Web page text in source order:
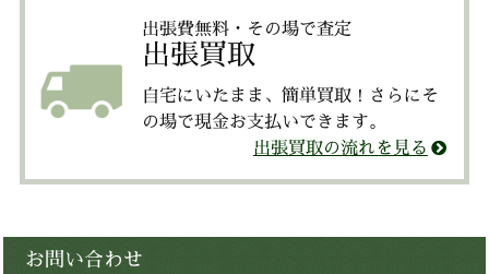
出張費無料・その場で査定
出張買取
自宅にいたまま、簡単買取！さらにそ
の場で現金お支払いできます。
出張買取の流れを見る
お問い合わせ